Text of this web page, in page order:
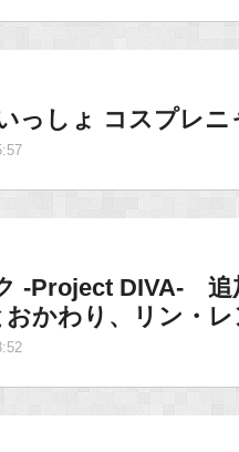
っしょ コスプレニ
-Project DIVA-
かわり、リン・レ